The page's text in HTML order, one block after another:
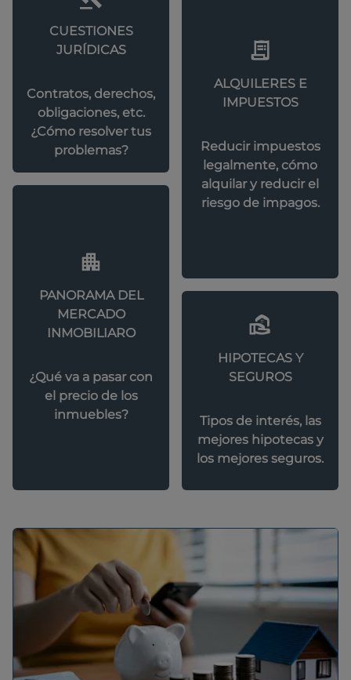
CUESTIONES
JURÍDICAS
Contratos, derechos,
obligaciones, etc.
¿Cómo resolver tus
problemas?
ALQUILERES E
IMPUESTOS
Reducir impuestos
legalmente, cómo
alquilar y reducir el
riesgo de impagos.
PANORAMA DEL
MERCADO
INMOBILIARO
¿Qué va a pasar con
el precio de los
inmuebles?
HIPOTECAS Y
SEGUROS
Tipos de interés, las
mejores hipotecas y
los mejores seguros.